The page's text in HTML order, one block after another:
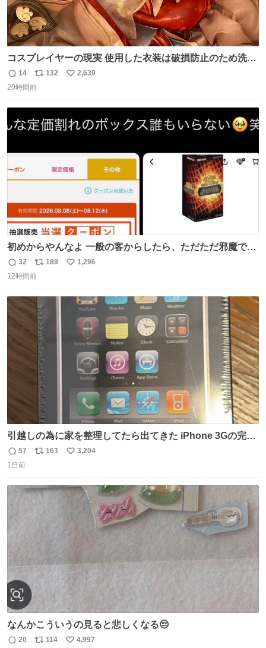
コスプレイヤーの現実 使用した衣装は破損防止のため洗濯
機に入れられないので、大体こんな感じで浸け置きした後
に手洗い…
返
信
14
リ
ポ
ト
数
132
い
数
2,639
20時間前
初めからやんなよ 一般の客からしたら、ただただ邪魔でし
かないのよ
返
信
32
リ
ポ
ト
数
189
い
1,296
12時間前
引越しの為に家を整理してたら出てきた iPhone 3Gの完全
未開封品 かなり前に楽天だかで買った多分未使用のデモ機
で-が出るのだと思うんだよね ヤフオクで売れてない190万
本初のモデルではあるけど´д` ; #Apple #iPhone3G
返
信
57
リ
ト
数
163
い
3,204
1日前
なんかこういうの見ると悲しくなる😔
返
20
リ
114
い
4,997